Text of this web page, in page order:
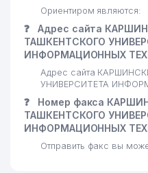
Ориентиром являются:
❓
Адрес сайта
ТАШКЕНТСКОГО
ИНФОРМАЦИОННЫХ
Адрес сайта
УНИВЕРСИТЕТА
❓
Номер факса
ТАШКЕНТСКОГО
ИНФОРМАЦИОННЫХ
Отправить факс вы